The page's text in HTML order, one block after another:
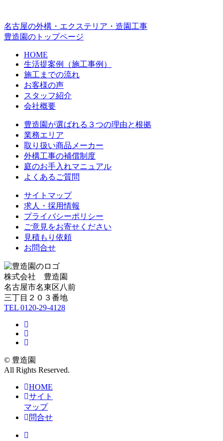
名古屋の外構・エクステリア・造園工事
豊造園のトップページ
HOME
生活提案例（施工事例）
施工までの流れ
お客様の声
スタッフ紹介
会社概要
豊造園が選ばれる３つの理由と根拠
業務エリア
取り扱い商品メーカー
外構工事の補償制度
庭のお手入れマニュアル
よくあるご質問
サイトマップ
求人・採用情報
プライバシーポリシー
ご意見をお寄せください
見積もり依頼
お問合せ
株式会社 豊造園
名古屋市名東区八前
三丁目２０３番地
TEL 0120-29-4128
© 豊造園
All Rights Reserved.
HOME
サイト
マップ
問合せ